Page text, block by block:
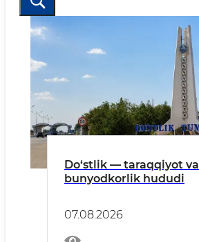
Do‘stlik — taraqqiyot va
bunyodkorlik hududi
07.08.2026